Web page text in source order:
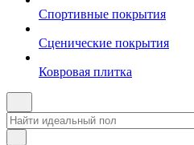
Спортивные покрытия
Сценические покрытия
Ковровая плитка